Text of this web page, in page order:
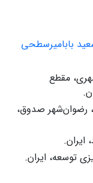
بابامیرسطحی
مقطع
رضوان‌شهر صدوق،
ایران.
توسعه، ایران.